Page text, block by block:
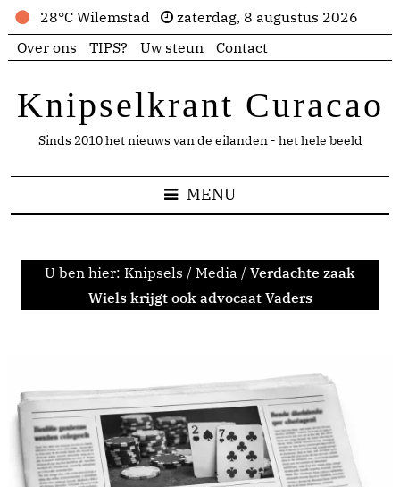
28°C Wilemstad
zaterdag, 8 augustus 2026
Over ons
TIPS? Uw steun Contact
Knipselkrant Curacao
Sinds 2010 het nieuws van de eilanden - het hele beeld
MENU
U ben hier: Knipsels / Media / Verdachte zaak
Wiels krijgt ook advocaat Vaders